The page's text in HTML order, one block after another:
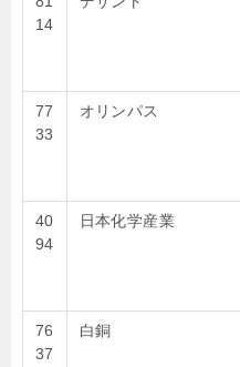
14
77
33
オリンパス
40
94
日本化学産業
76
37
白銅